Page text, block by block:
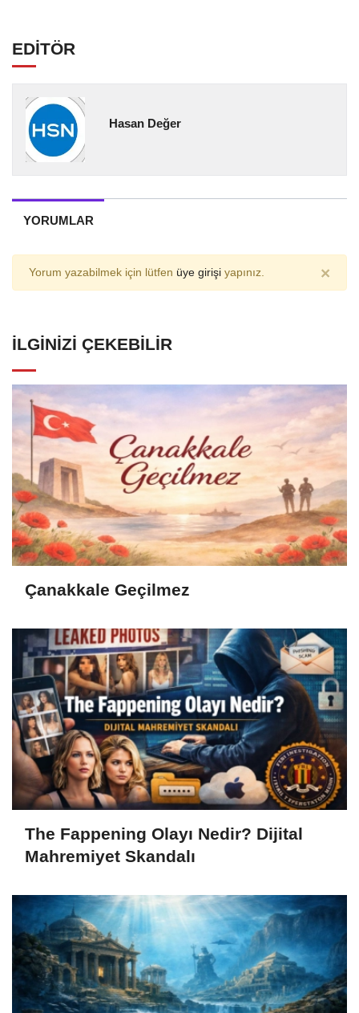
EDİTÖR
Hasan Değer
YORUMLAR
Yorum yazabilmek için lütfen üye girişi yapınız. ×
İLGINIZI ÇEKEBILIR
Çanakkale Geçilmez
The Fappening Olayı Nedir? Dijital
Mahremiyet Skandalı